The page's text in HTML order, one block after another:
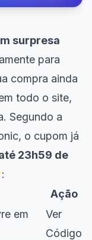
surpresa
para
compra ainda
todo o site,
Segundo a
o cupom já
23h59 de
:
Ação
em
Ver
Código